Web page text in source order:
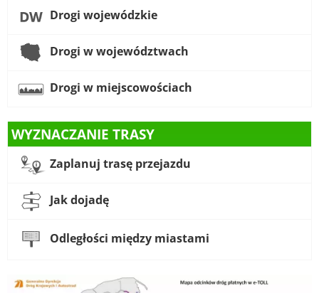
Drogi wojewódzkie
Drogi w województwach
Drogi w miejscowościach
WYZNACZANIE TRASY
Zaplanuj trasę przejazdu
Jak dojadę
Odległości między miastami